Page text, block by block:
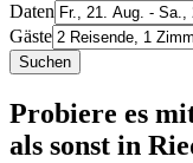
Daten
Gäste
Suchen
Probiere es
als sonst in